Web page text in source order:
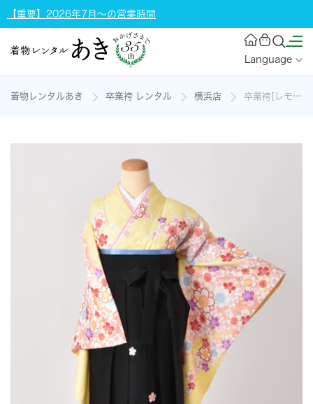
【重要】2026年7月～の営業時間
Language
着物レンタルあき 卒業袴 レンタル 横浜店 卒業袴[レモン色地に咲き誇る桜]の着物レンタル